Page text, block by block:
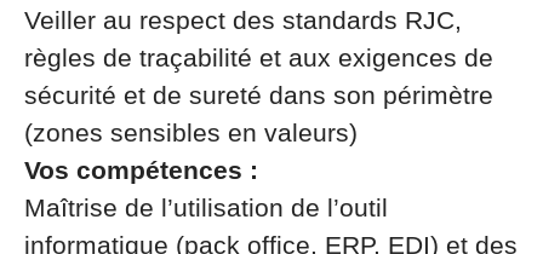
Veiller au respect des standards RJC,
règles de traçabilité et aux exigences de
sécurité et de sureté dans son périmètre
(zones sensibles en valeurs)
Vos compétences :
Maîtrise de l’utilisation de l’outil
informatique (pack office, ERP, EDI) et des